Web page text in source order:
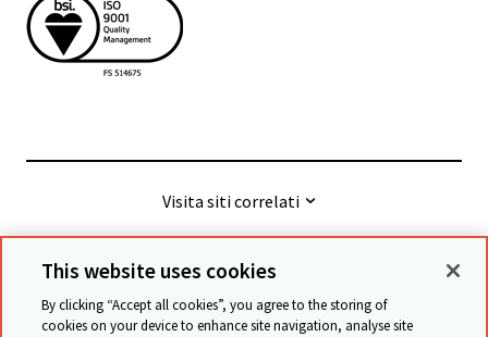
Visita siti correlati
© Cambridge University Press & Assessment
This website uses cookies
By clicking “Accept all cookies”, you agree to the storing of
cookies on your device to enhance site navigation, analyse site